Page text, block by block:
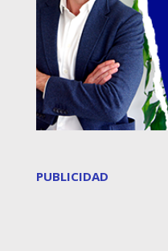
PUBLICIDAD